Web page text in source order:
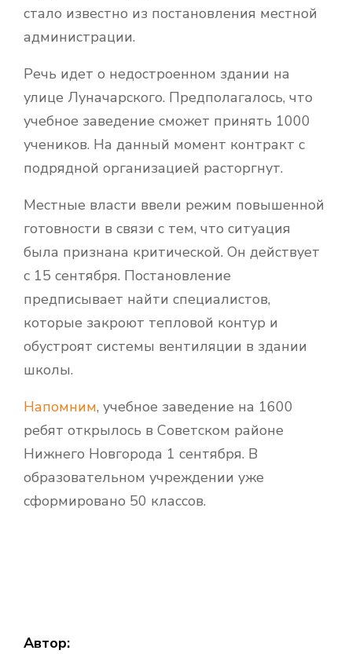
стало известно из постановления местной
администрации.
Речь идет о недостроенном здании на
улице Луначарского. Предполагалось, что
учебное заведение сможет принять 1000
учеников. На данный момент контракт с
подрядной организацией расторгнут.
Местные власти ввели режим повышенной
готовности в связи с тем, что ситуация
была признана критической. Он действует
с 15 сентября. Постановление
предписывает найти специалистов,
которые закроют тепловой контур и
обустроят системы вентиляции в здании
школы.
Напомним, учебное заведение на 1600
ребят открылось в Советском районе
Нижнего Новгорода 1 сентября. В
образовательном учреждении уже
сформировано 50 классов.
Автор: